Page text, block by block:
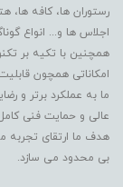
رستوران ها، کافه ها،
اجلاس ها و... انواع
همچنین با تکیه بر
امکاناتی همچون
ما به عملکرد برتر و
عالی و حمایت فنی
هدف ما ارتقای تجربه
بی محدود می سازد.